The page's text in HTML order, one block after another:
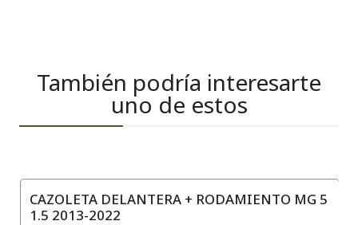
También podría interesarte
uno de estos
CAZOLETA DELANTERA + RODAMIENTO MG 5
1.5 2013-2022